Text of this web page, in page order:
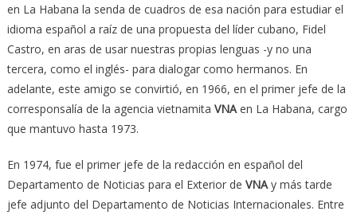
en La Habana la senda de cuadros de esa nación para estudiar el
idioma español a raíz de una propuesta del líder cubano, Fidel
Castro, en aras de usar nuestras propias lenguas -y no una
tercera, como el inglés- para dialogar como hermanos. En
adelante, este amigo se convirtió, en 1966, en el primer jefe de la
corresponsalía de la agencia vietnamita VNAen La Habana, cargo
que mantuvo hasta 1973.
En 1974, fue el primer jefe de la redacción en español del
Departamento de Noticias para el Exterior de VNAy más tarde
jefe adjunto del Departamento de Noticias Internacionales. Entre